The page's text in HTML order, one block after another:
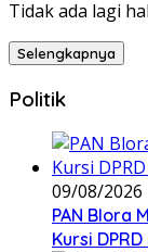
Tidak ada lagi
Selengkapnya
Politik
09/08/2026
‎PAN Blora
Kursi